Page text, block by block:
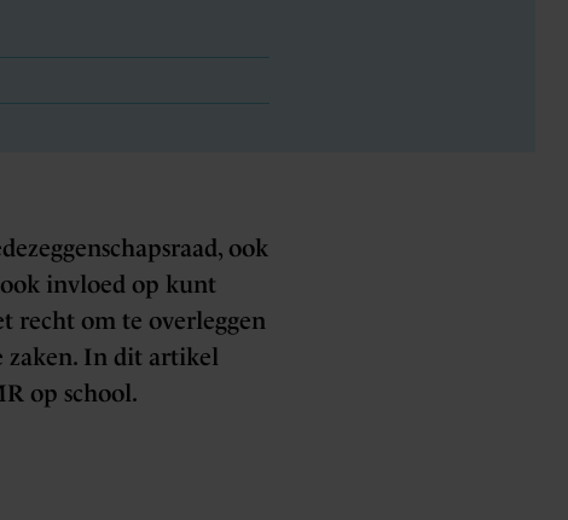
ook
invloed op kunt
recht om te overleggen
zaken. In dit artikel
op school.